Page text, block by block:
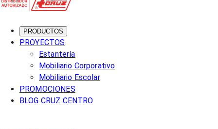
PRODUCTOS
PROYECTOS
Estantería
Mobiliario Corporativo
Mobiliario Escolar
PROMOCIONES
BLOG CRUZ CENTRO